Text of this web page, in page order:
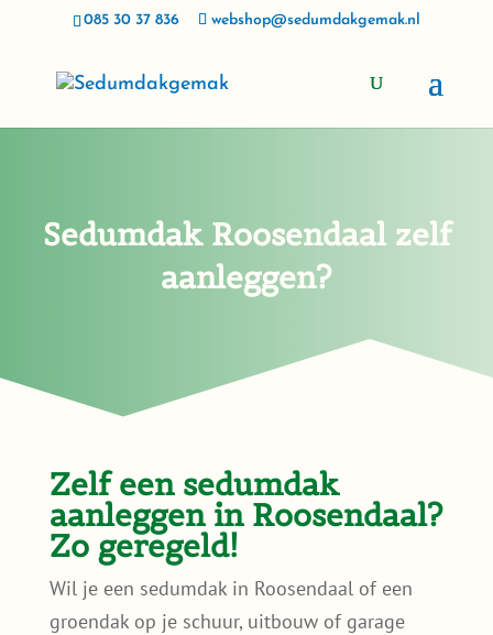
085 30 37 836 webshop@sedumdakgemak.nl
Sedumdak Roosendaal zelf
aanleggen?
Zelf een sedumdak
aanleggen in Roosendaal?
Zo geregeld!
Wil je een sedumdak in Roosendaal of een
groendak op je schuur, uitbouw of garage